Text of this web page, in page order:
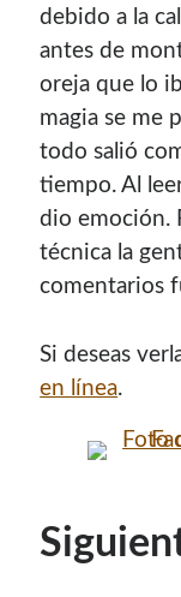
debido a la
antes de
oreja que lo
magia se me
todo salió
tiempo. Al
dio emoción.
técnica la
comentarios
Si deseas
en línea.